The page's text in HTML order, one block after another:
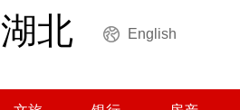
湖北 English